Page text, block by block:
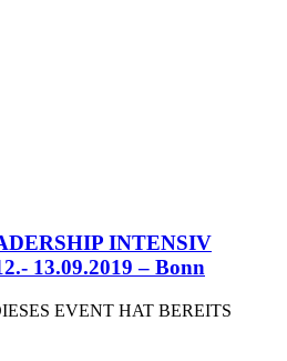
INTENSIV
13.09.2019 – Bonn
EVENT HAT BEREITS